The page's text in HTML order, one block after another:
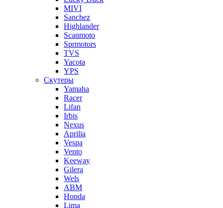
MIVI
Sanchez
Highlander
Scanmoto
Sprmotors
TVS
Yacota
YPS
Скутеры
Yamaha
Racer
Lifan
Irbis
Nexus
Aprilia
Vespa
Vento
Keeway
Gilera
Wels
ABM
Honda
Lima